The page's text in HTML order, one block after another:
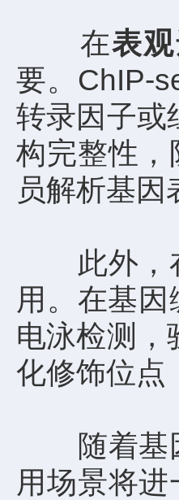
在表
要。ChIP-
转录因子或
构完整性
员解析基
此外，
用。在基
电泳检测，
化修饰位点
随着基因
用场景将